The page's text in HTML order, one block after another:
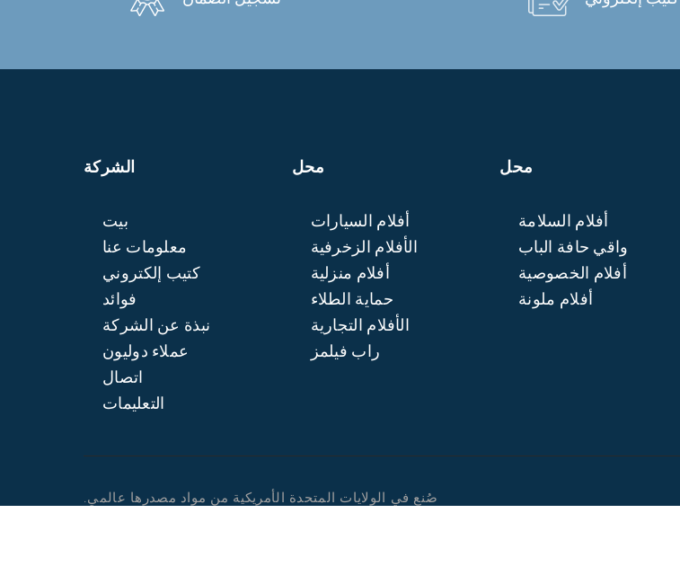
الشركة
بيت
معلومات عنا
كتيب إلكتروني
فوائد
نبذة عن الشركة
عملاء دوليون
اتصال
التعليمات
محل
أفلام السيارات
الأفلام الزخرفية
أفلام منزلية
حماية الطلاء
الأفلام التجارية
راب فيلمز
محل
أفلام السلامة
واقي حافة الباب
أفلام الخصوصية
أفلام ملونة
صُنع في الولايات المتحدة الأمريكية من مواد مصدرها عالمي.